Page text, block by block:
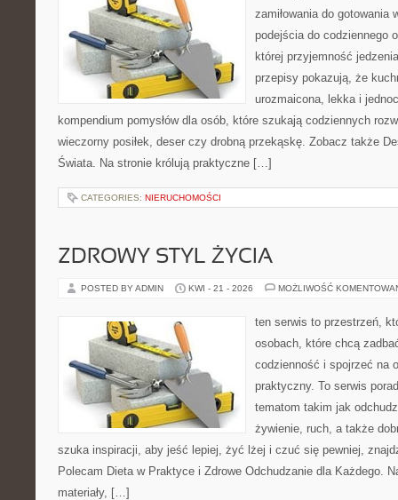
zamiłowania do gotowania
podejścia do codziennego
której przyjemność
przepisy pokazują, że
urozmaicona, lekka i
kompendium pomysłów dla osób, które szukają codziennych
wieczorny posiłek, deser czy drobną przekąskę. Zobacz także
Świata. Na stronie królują praktyczne […]
CATEGORIES: NIERUCHOMOŚCI
ZDROWY STYL ŻYCIA
POSTED BY ADMIN KWI - 21 - 2026 MOŻLIWOŚĆ
ten serwis to przestrzeń,
osobach, które chcą
codzienność i spojrzeć na
praktyczny. To serwis
tematom takim jak
żywienie, ruch, a także
szuka inspiracji, aby jeść lepiej, żyć lżej i czuć się pewniej,
Polecam Dieta w Praktyce i Zdrowe Odchudzanie dla Każdego.
materiały, […]